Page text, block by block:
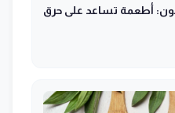
أطعمة تساعد على حرق